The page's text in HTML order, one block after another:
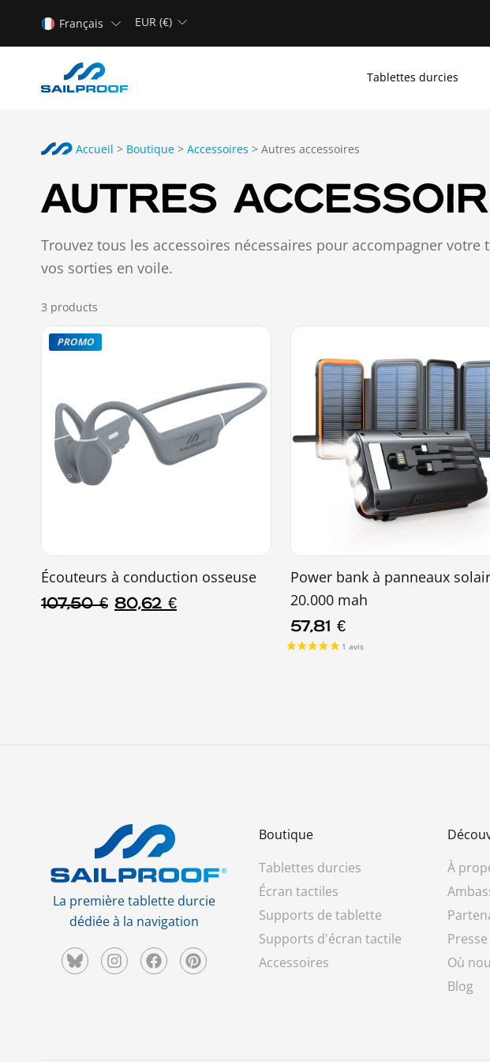
Français EUR (€)
Tablettes durcies
Accueil > Boutique > Accessoires > Autres accessoires
AUTRES
Trouvez tous les accessoires nécessaires pour accompagner
vos sorties en voile.
3 products
PROMO
Écouteurs à conduction osseuse
107,50€ 80,62 €
Power bank à panneaux
20.000 mah
57,81 €
La première tablette durcie
dédiée à la navigation
Boutique
Tablettes durcies
Écran tactiles
Supports de tablette
Supports d'écran tactile
Accessoires
À
Presse
Où
Blog